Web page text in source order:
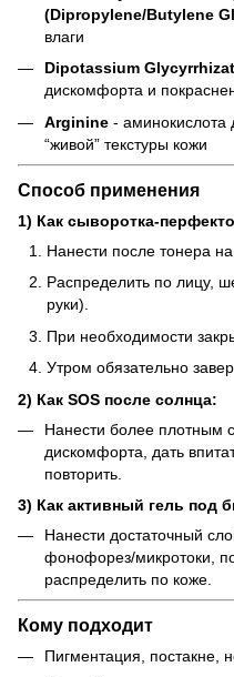
(Dipropylene/Butylene
влаги
Dipotassium
дискомфорта и
Arginine - аминокислота
“живой” текстуры кожи
Способ применения
1) Как сыворотка-
Нанести после тонера
Распределить по лицу,
руки).
При необходимости
Утром обязательно
2) Как SOS после солнца:
Нанести более плотным
дискомфорта, дать
повторить.
3) Как активный гель под
Нанести достаточный
фонофорез/микротоки,
распределить по коже.
Кому подходит
Пигментация, постакне,